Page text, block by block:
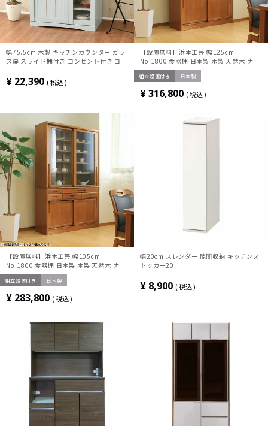
幅75.5cm 木製 キッチンカウンター ガラ
ス扉 スライド棚付き コンセント付き コン
レンチカントリー かわいい ブルー
¥ 22,390 税込
【設置無料】浜本工芸 幅125cm
No.1800 食器棚 日本製 木製 天然木 ナラ
材 ガラス扉 スライドテーブル付き 引き出
し付き 収納 カップ ボード キッチンボー
組立設置付き 日本製
¥316,800 税込
【設置無料】浜本工芸 幅105cm
No.1800 食器棚 日本製 木製 天然木 ナラ
材 ガラス扉 スライドテーブル付き 引き出
し付き 収納 カップ ボード キッチンボー
組立設置付き 日本製
¥ 283,800 税込
幅20cm スレンダー 隙間収納 キッチンス
トッカー20
¥ 8,900 税込